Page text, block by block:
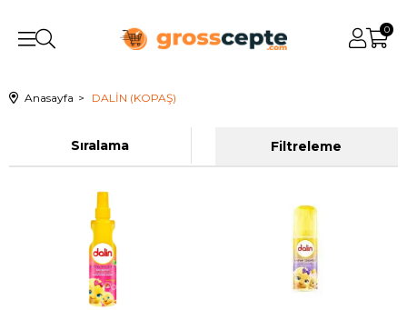
0
Anasayfa DALİN (KOPAŞ)
Filtreleme
Sıralama